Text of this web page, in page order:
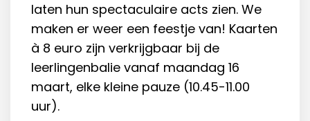
laten hun spectaculaire acts zien. We
maken er weer een feestje van! Kaarten
à 8 euro zijn verkrijgbaar bij de
leerlingenbalie vanaf maandag 16
maart, elke kleine pauze (10.45-11.00
uur).